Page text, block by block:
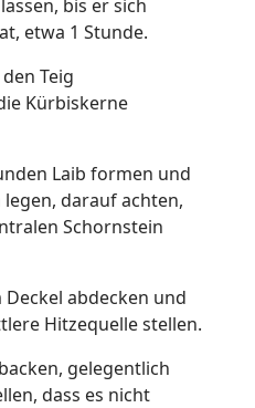
bis er sich
etwa 1 Stunde.
Teig
Kürbiskerne
Laib formen und
darauf achten,
Schornstein
abdecken und
Hitzequelle stellen.
gelegentlich
dass es nicht